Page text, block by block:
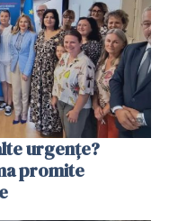
urgențe?
promite